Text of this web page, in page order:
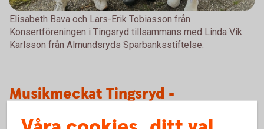
Elisabeth Bava och Lars-Erik Tobiasson från
Konsertföreningen i Tingsryd tillsammans med Linda Vik
Karlsson från Almundsryds Sparbanksstiftelse.
Musikmeckat Tingsryd -
Konsertföreningen som tar dit